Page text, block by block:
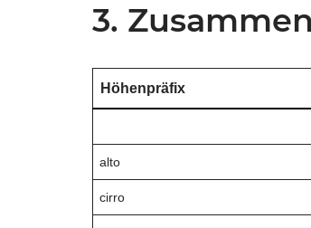
3.
Höhenpräfix
alto
cirro